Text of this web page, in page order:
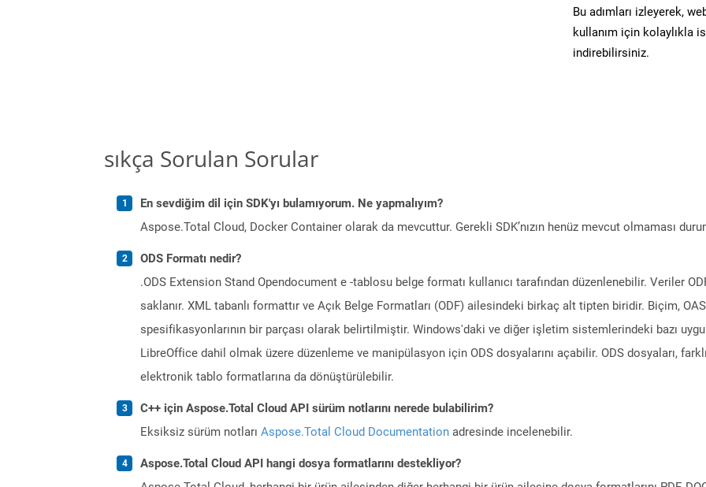
Bu adımları izleyerek,
kullanım için kolaylıkla
indirebilirsiniz.
sıkça Sorulan Sorular
En sevdiğim dil için SDK'yı bulamıyorum. Ne yapmalıyım?
Aspose.Total Cloud, Docker Container olarak da mevcuttur. Gerekli SDK’nızın henüz mevcut olmaması
ODS Formatı nedir?
.ODS Extension Stand Opendocument e -tablosu belge formatı kullanıcı tarafından düzenlenebilir. Veriler
saklanır. XML tabanlı formattır ve Açık Belge Formatları (ODF) ailesindeki birkaç alt tipten biridir. Biçim,
spesifikasyonlarının bir parçası olarak belirtilmiştir. Windows'daki ve diğer işletim sistemlerindeki bazı
LibreOffice dahil olmak üzere düzenleme ve manipülasyon için ODS dosyalarını açabilir. ODS dosyaları,
elektronik tablo formatlarına da dönüştürülebilir.
C++ için Aspose.Total Cloud API sürüm notlarını nerede bulabilirim?
Eksiksiz sürüm notları Aspose.Total Cloud Documentation adresinde incelenebilir.
Aspose.Total Cloud API hangi dosya formatlarını destekliyor?